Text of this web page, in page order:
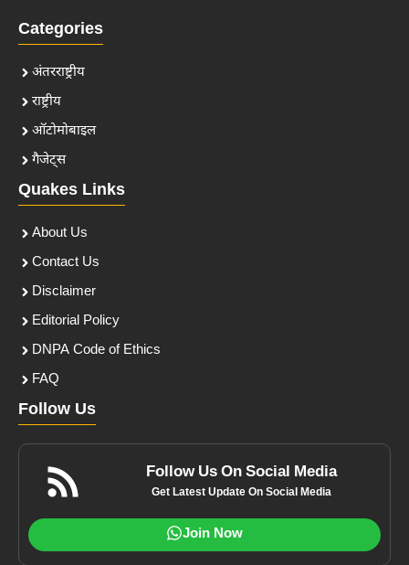
Categories
अंतरराष्ट्रीय
राष्ट्रीय
ऑटोमोबाइल
गैजेट्स
Quakes Links
About Us
Contact Us
Disclaimer
Editorial Policy
DNPA Code of Ethics
FAQ
Follow Us
Follow Us On Social Media
Get Latest Update On Social Media
Join Now